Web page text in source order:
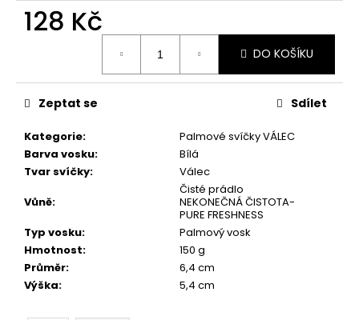
128 Kč
DO KOŠÍKU
Kategorie:
Palmové svíčky VÁLEC
Barva vosku:
Bílá
Tvar svíčky:
Válec
Vůně:
Čisté prádlo
NEKONEČNÁ ČISTOTA-
PURE FRESHNESS
Typ vosku:
Palmový vosk
Hmotnost:
150 g
Průměr:
6,4 cm
Výška: 5,4 cm
Zeptat se Sdílet
u
e
PŘÍRODNÍ
VONNÁ
SVÍČKA
SÓJOVÁ
AROMKA
SET
10
KS
ČAJOVÝCH
SVÍČEK